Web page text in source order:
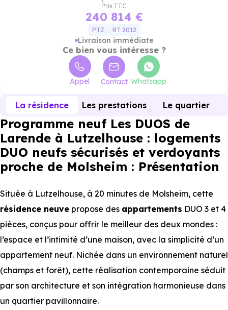
Prix TTC
240 814 €
PTZ RT 2012
Livraison immédiate
Ce bien vous intéresse ?
Appel Contact Whatsapp
La résidence Les prestations Le quartier
Programme neuf Les DUOS de
Larende à Lutzelhouse : logements
DUO neufs sécurisés et verdoyants
proche de Molsheim : Présentation
Située à Lutzelhouse, à 20 minutes de Molsheim, cette
résidence neuve propose des appartements DUO 3 et 4
pièces, conçus pour offrir le meilleur des deux mondes :
l’espace et l’intimité d’une maison, avec la simplicité d’un
appartement neuf. Nichée dans un environnement naturel
(champs et forêt), cette réalisation contemporaine séduit
par son architecture et son intégration harmonieuse dans
un quartier pavillonnaire.